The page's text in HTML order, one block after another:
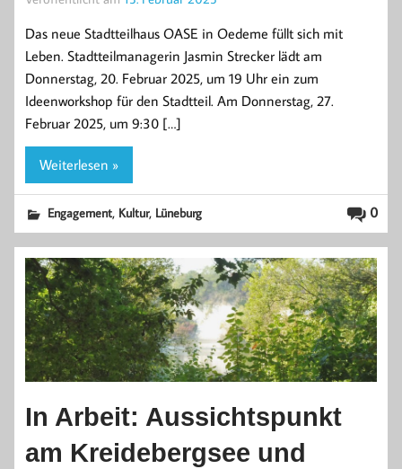
Das neue Stadtteilhaus OASE in Oedeme füllt sich mit
Leben. Stadtteilmanagerin Jasmin Strecker lädt am
Donnerstag, 20. Februar 2025, um 19 Uhr ein zum
Ideenworkshop für den Stadtteil. Am Donnerstag, 27.
Februar 2025, um 9:30 […]
Weiterlesen »
0
Engagement, Kultur, Lüneburg
In Arbeit: Aussichtspunkt
am Kreidebergsee und